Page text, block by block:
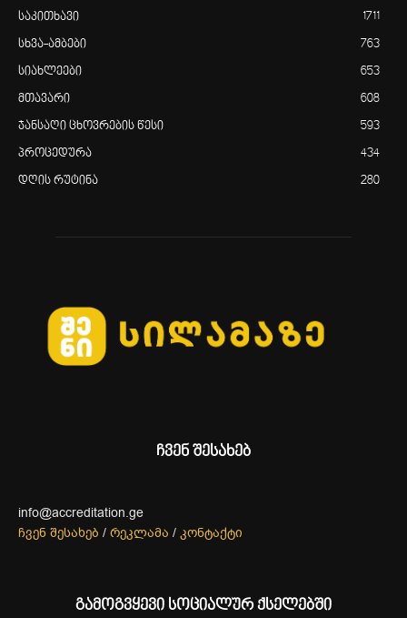
საკითხავი 1711
სხვა-ამბები 763
სიახლეები 653
მთავარი 608
ჯანსაღი ცხოვრების წესი 593
პროცედურა 434
დღის რუტინა 280
ჩვენ შესახებ
info@accreditation.ge
ჩვენ შესახებ / რეკლამა / კონტაქტი
გამოგვყევი სოციალურ ქსელებში